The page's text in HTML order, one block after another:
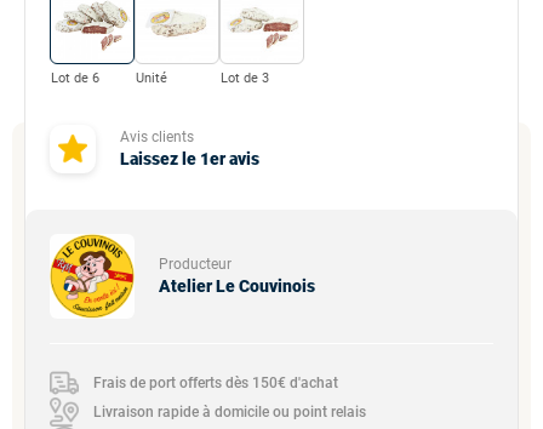
Avis clients
Laissez le 1er avis
Lot de 6 Unité Lot de 3
Producteur
Atelier Le Couvinois
Frais de port offerts dès 150€ d'achat
Livraison rapide à domicile ou point relais